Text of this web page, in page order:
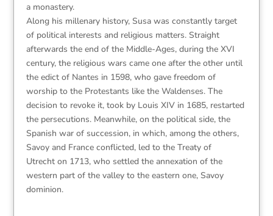
a monastery.
Along his millenary history, Susa was constantly target
of political interests and religious matters. Straight
afterwards the end of the Middle-Ages, during the XVI
century, the religious wars came one after the other until
the edict of Nantes in 1598, who gave freedom of
worship to the Protestants like the Waldenses. The
decision to revoke it, took by Louis XIV in 1685, restarted
the persecutions. Meanwhile, on the political side, the
Spanish war of succession, in which, among the others,
Savoy and France conflicted, led to the Treaty of
Utrecht on 1713, who settled the annexation of the
western part of the valley to the eastern one, Savoy
dominion.